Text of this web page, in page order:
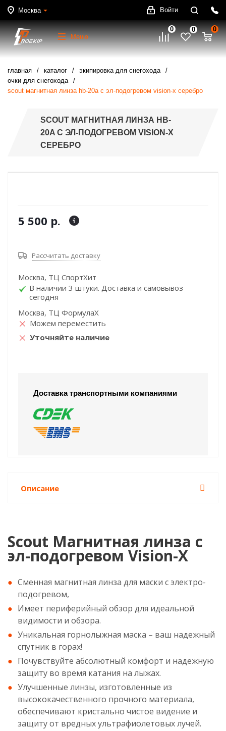
Москва Войти
Меню
0 0 0
главная каталог
экипировка для снегохода
очки для снегохода
scout магнитная линза hb-20a с эл-подогревом vision-x серебро
SCOUT МАГНИТНАЯ ЛИНЗА HB-
20A С ЭЛ-ПОДОГРЕВОМ VISION-X
СЕРЕБРО
5 500 р.
Рассчитать доставку
Москва, ТЦ СпортХит
В наличии 3 штуки. Доставка и самовывоз
сегодня
Москва, ТЦ ФормулаХ
Можем переместить
Уточняйте наличие
Доставка транспортными компаниями
Описание
Scout Магнитная линза с
эл-подогревом Vision-X
Сменная магнитная линза для маски с электро-
подогревом,
Имеет периферийный обзор для идеальной
видимости и обзора.
Уникальная горнолыжная маска – ваш надежный
спутник в горах!
Почувствуйте абсолютный комфорт и надежную
защиту во время катания на лыжах.
Улучшенные линзы, изготовленные из
высококачественного прочного материала,
обеспечивают кристально чистое видение и
защиту от вредных ультрафиолетовых лучей.